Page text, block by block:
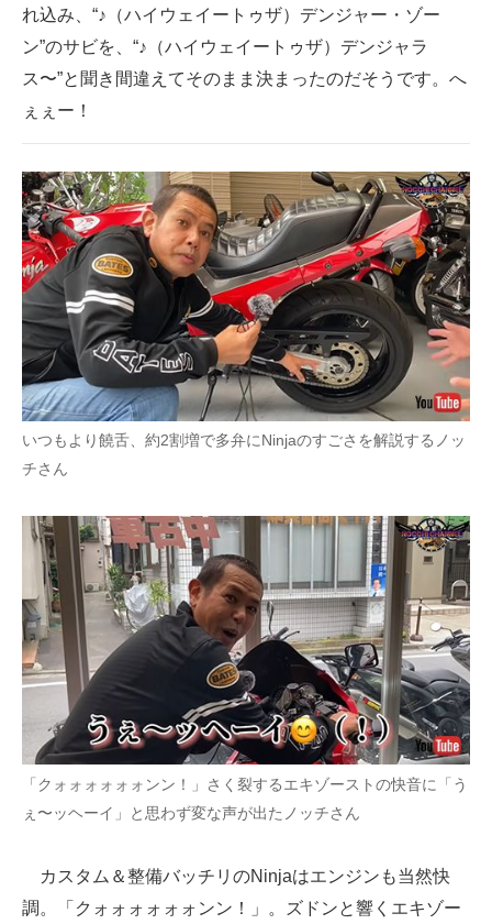
れ込み、“♪（ハイウェイートゥザ）デンジャー・ゾー
ン”のサビを、“♪（ハイウェイートゥザ）デンジャラ
ス〜”と聞き間違えてそのまま決まったのだそうです。へ
ぇぇー！
いつもより饒舌、約2割増で多弁にNinjaのすごさを解説するノッ
チさん
「クォォォォォォンン！」さく裂するエキゾーストの快音に「う
ぇ〜ッヘーイ」と思わず変な声が出たノッチさん
カスタム＆整備バッチリのNinjaはエンジンも当然快
調。「クォォォォォォンン！」。ズドンと響くエキゾー